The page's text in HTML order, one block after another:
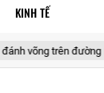
KINH TẾ
đường Phạm Văn